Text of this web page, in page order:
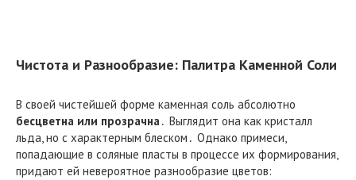
Чистота и Разнообразие: Палитра Каменной Соли
В своей чистейшей форме каменная соль абсолютно
бесцветна или прозрачна․ Выглядит она как кристалл
льда, но с характерным блеском․ Однако примеси,
попадающие в соляные пласты в процессе их формирования,
придают ей невероятное разнообразие цветов: